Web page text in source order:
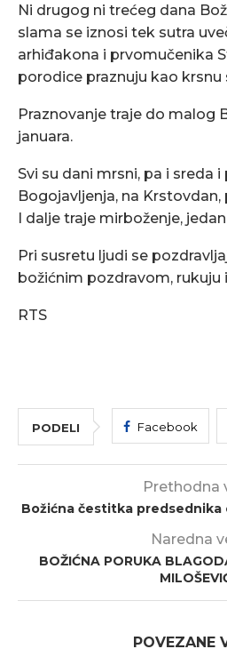
Ni drugog ni trećeg dana
slama se iznosi tek sutra
arhiđakona i prvomučenika
porodice praznuju kao krsnu
Praznovanje traje do malog
januara.
Svi su dani mrsni, pa i sreda
Bogojavljenja, na
I dalje traje mirboženje,
Pri susretu ljudi se
božićnim pozdravom, rukuju
RTS
PODELI Facebook
Prethodna
Božićna čestitka predsednika
Naredna
BOŽIĆNA PORUKA
POVEZANE